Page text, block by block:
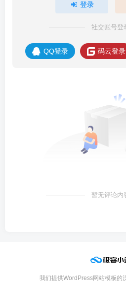
登录
社交账号登
QQ登录 码云登录
暂无评论内
我们提供WordPress网站模板的